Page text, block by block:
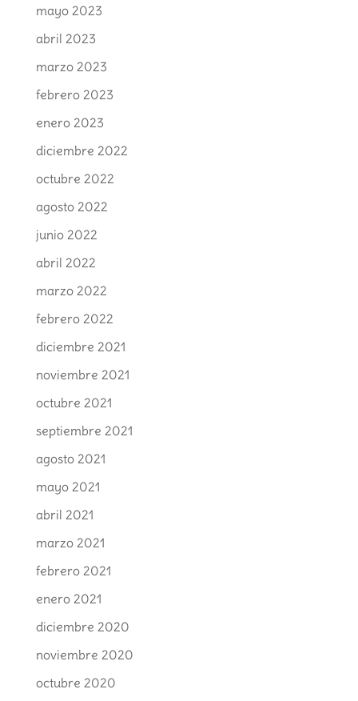
mayo 2023
abril 2023
marzo 2023
febrero 2023
enero 2023
diciembre 2022
octubre 2022
agosto 2022
junio 2022
abril 2022
marzo 2022
febrero 2022
diciembre 2021
noviembre 2021
octubre 2021
septiembre 2021
agosto 2021
mayo 2021
abril 2021
marzo 2021
febrero 2021
enero 2021
diciembre 2020
noviembre 2020
octubre 2020